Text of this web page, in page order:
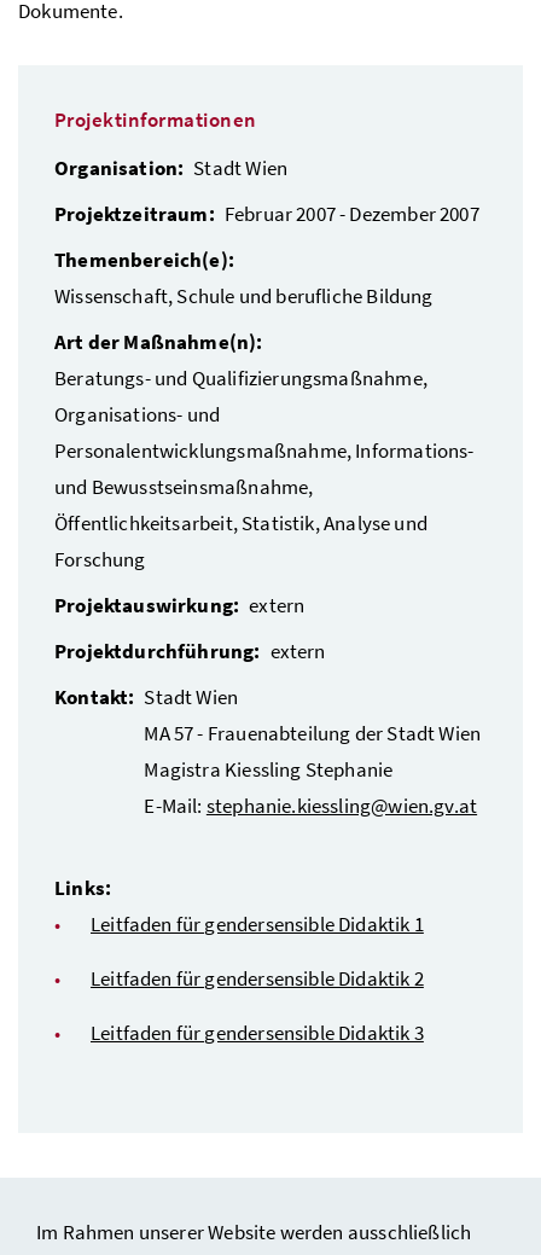
Im Rahmen unserer Website werden ausschließlich
Dokumente.
Projektinformationen
Organisation: Stadt Wien
Projektzeitraum: Februar 2007 - Dezember 2007
Themenbereich(e):
Wissenschaft, Schule und berufliche Bildung
Art der Maßnahme(n):
Beratungs- und Qualifizierungsmaßnahme,
Organisations- und
Personalentwicklungsmaßnahme, Informations-
und Bewusstseinsmaßnahme,
Öffentlichkeitsarbeit, Statistik, Analyse und
Forschung
Projektauswirkung: extern
Projektdurchführung: extern
Kontakt: Stadt Wien
MA 57 - Frauenabteilung der Stadt Wien
Magistra Kiessling Stephanie
E-Mail: stephanie.kiessling@wien.gv.at
Links:
Leitfaden für gendersensible Didaktik 1
Leitfaden für gendersensible Didaktik 2
Leitfaden für gendersensible Didaktik 3